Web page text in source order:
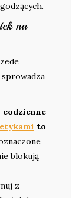
na
codzienne
to
blokują
z